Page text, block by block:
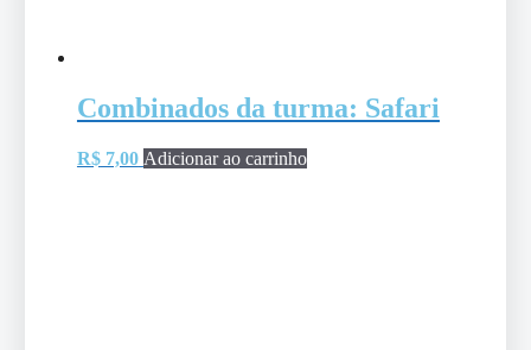
Combinados da turma: Safari
R$7,00 Adicionar ao carrinho